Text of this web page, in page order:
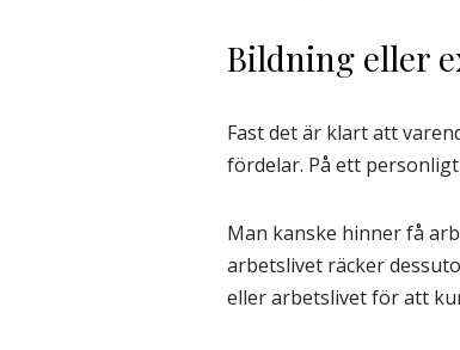
Bildning eller
Fast det är klart att
fördelar. På ett
Man kanske hinner få
arbetslivet räcker
eller arbetslivet för att